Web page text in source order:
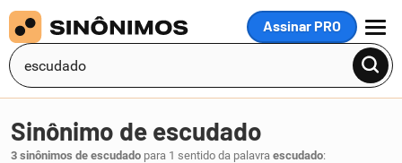
Assinar PRO
MENU
Sinônimo de escudado
3 sinônimos de escudado para 1 sentido da palavra escudado: